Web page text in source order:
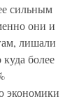
сильным
они и
лишали
более
экономики